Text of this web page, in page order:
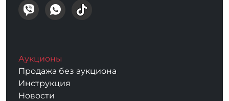
Аукционы
Продажа без аукциона
Инструкция
Новости